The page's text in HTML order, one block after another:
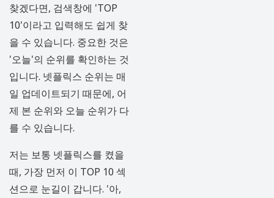
찾겠다면, 검색창에 'TOP
10'이라고 입력해도 쉽게 찾
을 수 있습니다. 중요한 것은
'오늘'의 순위를 확인하는 것
입니다. 넷플릭스 순위는 매
일 업데이트되기 때문에, 어
제 본 순위와 오늘 순위가 다
를 수 있습니다.
저는 보통 넷플릭스를 켰을
때, 가장 먼저 이 TOP 10 섹
션으로 눈길이 갑니다. '아,